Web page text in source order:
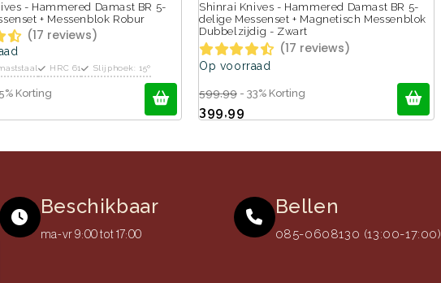
- Hammered Damast BR 5-
+ Messenblok Robur
(17 reviews)
HRC 61 Slijphoek: 15º
Korting
Shinrai Knives - Hammered Damast BR 5-
delige Messenset + Magnetisch Messenblok
Dubbelzijdig - Zwart
(17 reviews)
Op voorraad
599,99 - 33% Korting
399,99
Beschikbaar
ma-vr 9:00 tot 17:00
Bellen
085-0608130 (13:00-17:00)